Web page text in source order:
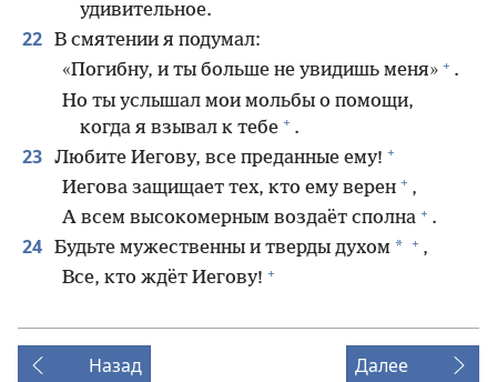
удивительное.
22 В смятении я подумал:
«Погибну, и ты больше не увидишь меня» + .
Но ты услышал мои мольбы о помощи,
когда я взывал к тебе + .
23 Любите Иегову, все преданные ему! +
Иегова защищает тех, кто ему верен + ,
А всем высокомерным воздаёт сполна + .
24 Будьте мужественны и тверды духом * + ,
Все, кто ждёт Иегову! +
Назад Далее